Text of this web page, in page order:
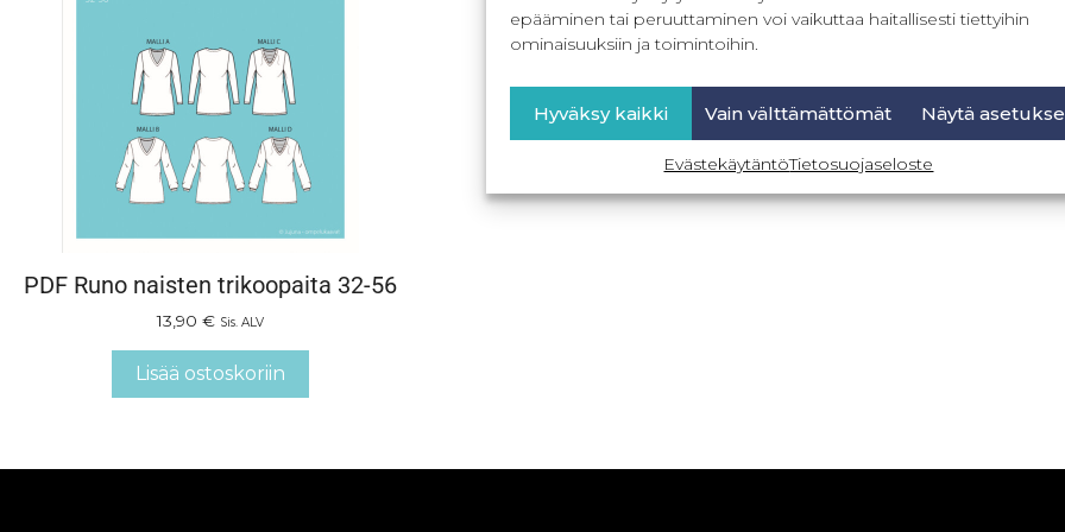
epääminen tai peruuttaminen voi vaikuttaa haitallisesti tiettyihin
ominaisuuksiin ja toimintoihin.
Hyväksy kaikki Vain välttämättömät Näytä
EvästekäytäntöTietosuojaseloste
PDF Runo naisten trikoopaita 32-56
13,90 € Sis. ALV
Lisää ostoskoriin